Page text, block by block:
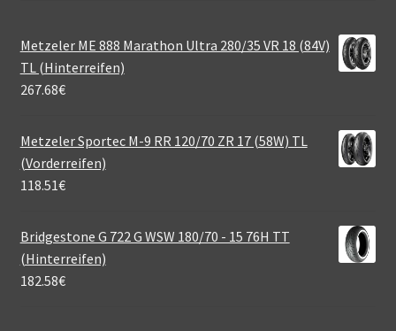
Metzeler ME 888 Marathon Ultra 280/35 VR 18 (84V)
TL (Hinterreifen)
267.68€
Metzeler Sportec M-9 RR 120/70 ZR 17 (58W) TL
(Vorderreifen)
118.51€
Bridgestone G 722 G WSW 180/70 - 15 76H TT
(Hinterreifen)
182.58€